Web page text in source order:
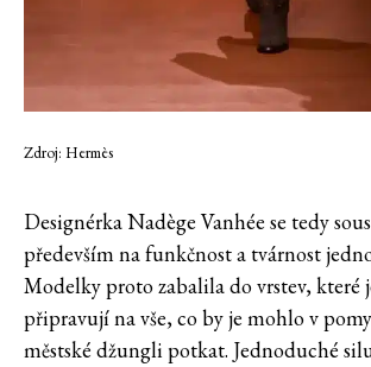
Zdroj: Hermès
Designérka Nadège Vanhée se tedy
především na funkčnost a tvárnost
Modelky proto zabalila do vrstev, které
připravují na vše, co by je mohlo v
městské džungli potkat. Jednoduché